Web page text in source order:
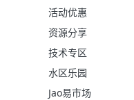
活动优惠
资源分享
技术专区
水区乐园
Jao易市场